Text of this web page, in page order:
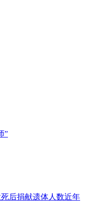
”
后捐献遗体人数近年